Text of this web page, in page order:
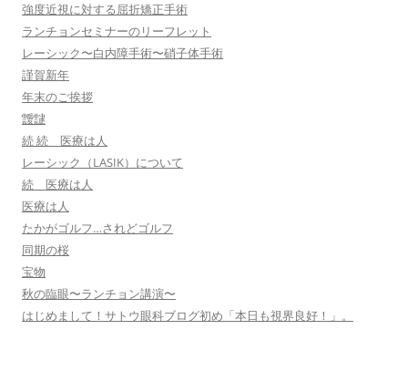
強度近視に対する屈折矯正手術
ランチョンセミナーのリーフレット
レーシック〜白内障手術〜硝子体手術
謹賀新年
年末のご挨拶
靉靆
続 続 医療は人
レーシック（LASIK）について
続 医療は人
医療は人
たかがゴルフ…されどゴルフ
同期の桜
宝物
秋の臨眼〜ランチョン講演〜
はじめまして！サトウ眼科ブログ初め「本日も視界良好！」。